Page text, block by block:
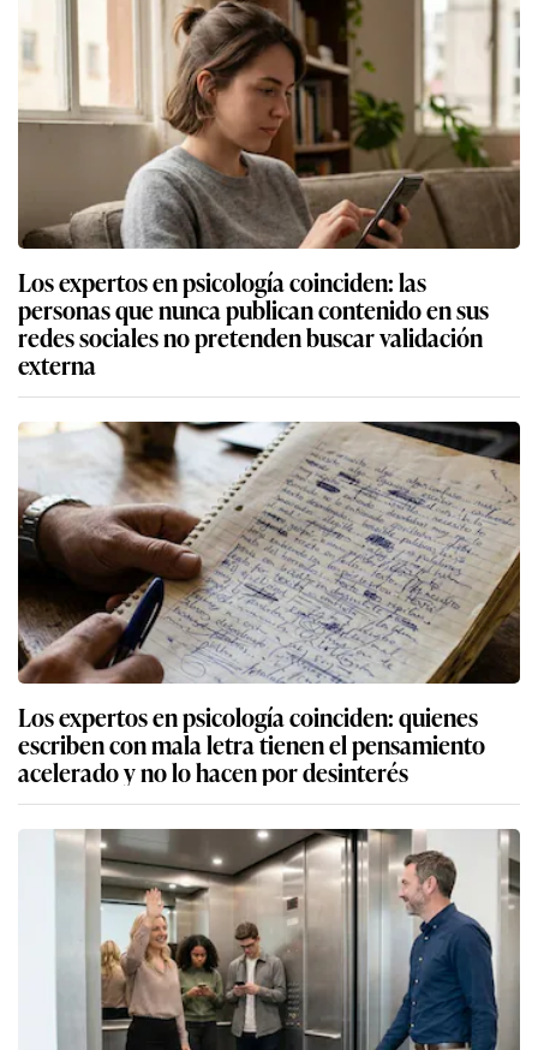
Los expertos en psicología coinciden: las
personas que nunca publican contenido en sus
redes sociales no pretenden buscar validación
externa
Los expertos en psicología coinciden: quienes
escriben con mala letra tienen el pensamiento
acelerado y no lo hacen por desinterés